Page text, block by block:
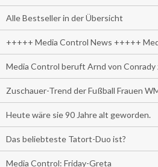
Alle Bestseller in der Übersicht
+++++ Media Control News +++++
Media Control beruft Arnd von Conrady
Zuschauer-Trend der Fußball Frauen
Heute wäre sie 90 Jahre alt geworden.
Das beliebteste Tatort-Duo ist?
Media Control: Friday-Greta